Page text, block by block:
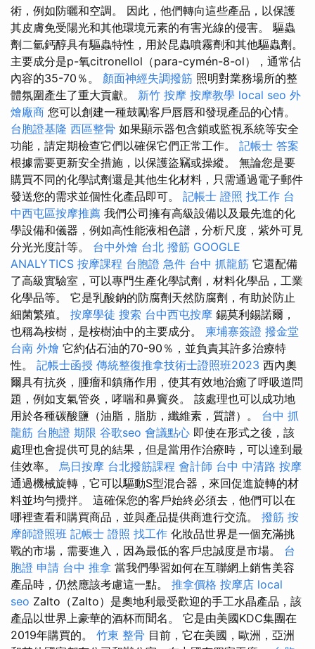
術，例如防曬和空調。 因此，他們轉向這些產品，以保護
其皮膚免受陽光和其他環境元素的有害光線的侵害。 驅蟲
劑二氫鈣醇具有驅蟲特性，用於昆蟲噴霧劑和其他驅蟲劑。
主要成分是p-氧citronellol（para-cymén-8-ol），通常佔
內容的35-70％。 顏面神經失調撥筋 照明對業務場所的整
體氛圍產生了重大貢獻。 新竹 按摩 按摩教學 local seo 外
燴廠商 您可以創建一種鼓勵客戶唇唇和發現產品的心情。
台胞證基隆 西區整骨 如果顯示器包含鎖或監視系統等安全
功能，請定期檢查它們以確保它們正常工作。 記帳士 答案
根據需要更新安全措施，以保護盜竊或操縱。 無論您是要
購買不同的化學試劑還是其他生化材料，只需通過電子郵件
發送您的需求並個性化產品即可。 記帳士 證照 找工作 台
中西屯區按摩推薦 我們公司擁有高級設備以及最先進的化
學設備和儀器，例如高性能液相色譜，分析尺度，紫外可見
分光光度計等。 台中外燴 台北 撥筋 GOOGLE
ANALYTICS 按摩課程 台胞證 急件 台中 抓龍筋 它還配備
了高級實驗室，可以專門生產化學試劑，材料化學品，工業
化學品等。 它是乳酸鈉的防腐劑天然防腐劑，有助於防止
細菌繁殖。 按摩學徒 搜索 台中西屯按摩 錫莫利錫諾爾，
也稱為桉樹，是桉樹油中的主要成分。 柬埔寨簽證 撥金堂
台南 外燴 它約佔石油的70-90％，並負責其許多治療特
性。 記帳士函授 傳統整復推拿技術士證照班2023 西內奧
爾具有抗炎，腫瘤和鎮痛作用，使其有效地治癒了呼吸道問
題，例如支氣管炎，哮喘和鼻竇炎。 該處理也可以成功地
用於各種碳酸鹽（油脂，脂肪，纖維素，質譜）。 台中 抓
龍筋 台胞證 期限 谷歌seo 會議點心 即使在形式之後，該
處理也會提供可見的結果，但是當用作治療時，可以達到最
佳效率。 烏日按摩 台北撥筋課程 會計師 台中 中清路 按摩
通過機械旋轉，它可以驅動S型混合器，來回促進旋轉的材
料並均勻攪拌。 這確保您的客戶始終必須去，他們可以在
哪裡查看和購買商品，並與產品提供商進行交流。 撥筋 按
摩師證照班 記帳士 證照 找工作 化妝品世界是一個充滿挑
戰的市場，需要進入，因為最低的客戶忠誠度是市場。 台
胞證 申請 台中 推拿 當我們學習如何在互聯網上銷售美容
產品時，仍然應該考慮這一點。 推拿價格 按摩店 local
seo Zalto（Zalto）是奧地利最受歡迎的手工水晶產品，該
產品以世界上豪華的酒杯而聞名。 它是由美國KDC集團在
2019年購買的。 竹東 整骨 目前，它在美國，歐洲，亞洲